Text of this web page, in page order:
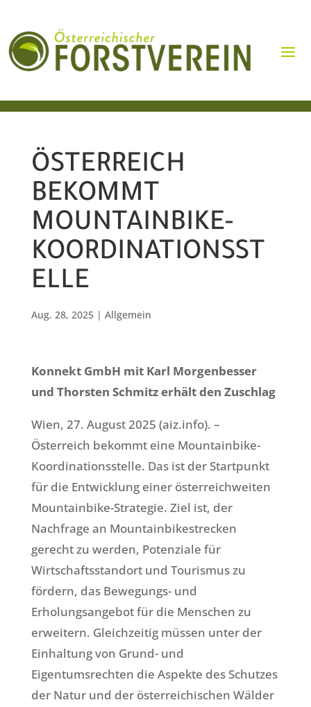
ÖSTERREICH
BEKOMMT
MOUNTAINBIKE-
KOORDINATIONSST
ELLE
Aug. 28, 2025| Allgemein
Konnekt GmbH mit Karl Morgenbesser
und Thorsten Schmitz erhält den Zuschlag
Wien, 27. August 2025 (aiz.info). –
Österreich bekommt eine Mountainbike-
Koordinationsstelle. Das ist der Startpunkt
für die Entwicklung einer österreichweiten
Mountainbike-Strategie. Ziel ist, der
Nachfrage an Mountainbikestrecken
gerecht zu werden, Potenziale für
Wirtschaftsstandort und Tourismus zu
fördern, das Bewegungs- und
Erholungsangebot für die Menschen zu
erweitern. Gleichzeitig müssen unter der
Einhaltung von Grund- und
Eigentumsrechten die Aspekte des Schutzes
der Natur und der österreichischen Wälder